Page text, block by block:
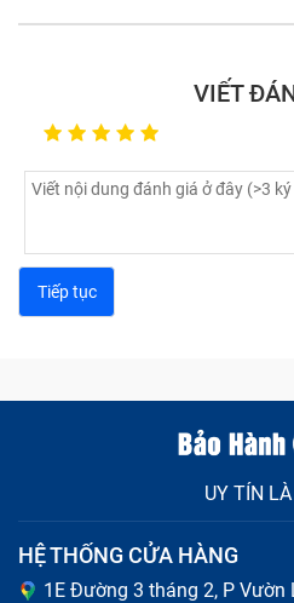
VIẾT
UY TÍN LÀ
HỆ THỐNG CỬA HÀNG
1E Đường 3 tháng 2, P Vườn